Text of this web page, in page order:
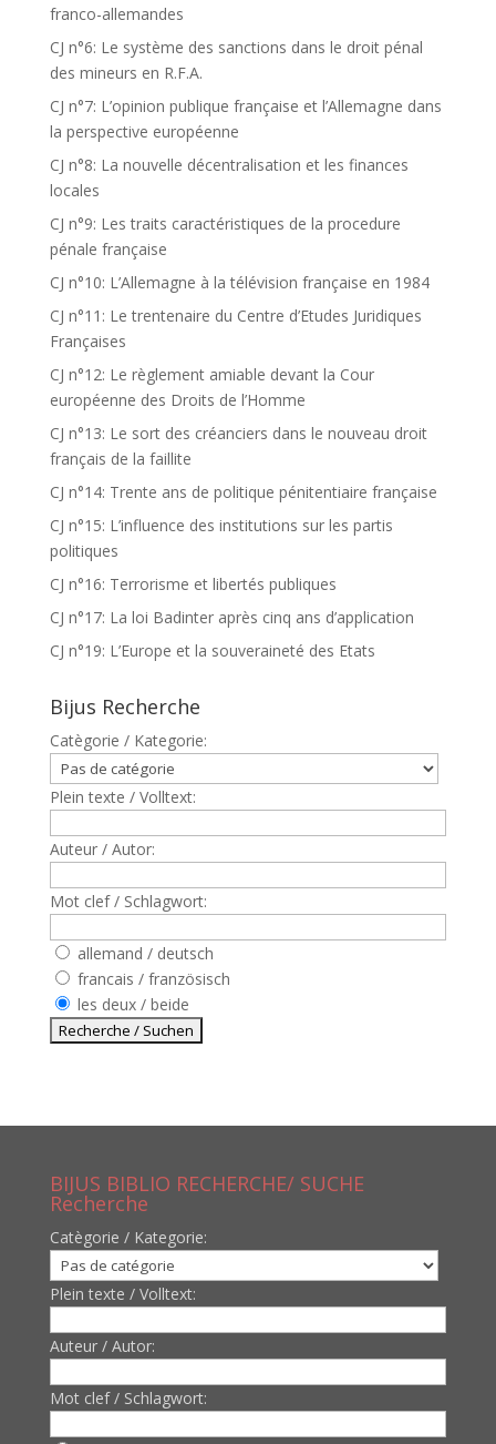
franco-allemandes
CJ n°6: Le système des sanctions dans le droit pénal
des mineurs en R.F.A.
CJ n°7: L’opinion publique française et l’Allemagne dans
la perspective européenne
CJ n°8: La nouvelle décentralisation et les finances
locales
CJ n°9: Les traits caractéristiques de la procedure
pénale française
CJ n°10: L’Allemagne à la télévision française en 1984
CJ n°11: Le trentenaire du Centre d’Etudes Juridiques
Françaises
CJ n°12: Le règlement amiable devant la Cour
européenne des Droits de l’Homme
CJ n°13: Le sort des créanciers dans le nouveau droit
français de la faillite
CJ n°14: Trente ans de politique pénitentiaire française
CJ n°15: L’influence des institutions sur les partis
politiques
CJ n°16: Terrorisme et libertés publiques
CJ n°17: La loi Badinter après cinq ans d’application
CJ n°19: L’Europe et la souveraineté des Etats
Bijus Recherche
Catègorie / Kategorie:
Plein texte / Volltext:
Auteur / Autor:
Mot clef / Schlagwort:
allemand / deutsch
francais / französisch
les deux / beide
BIJUS BIBLIO RECHERCHE/ SUCHE
Recherche
Catègorie / Kategorie:
Plein texte / Volltext:
Auteur / Autor:
Mot clef / Schlagwort: